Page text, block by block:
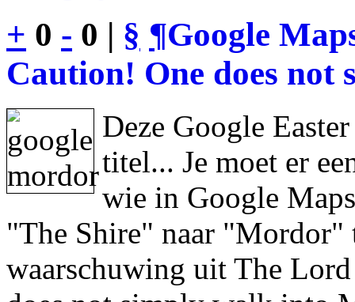
+ 0 - 0 | § ¶Google
Caution! One does
Deze Google
titel... Je moet er
wie in Google
"The Shire" naar "Mordor"
waarschuwing uit The